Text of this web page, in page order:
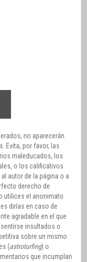
no aparecerán
Evita, por favor, las
maleducados, los
o los calificativos
autor de la página o a
derecho de
utilices el anonimato
dirías en caso de
agradable en el que
insultados o
sobre un mismo
(astroturfing) o
que incumplan